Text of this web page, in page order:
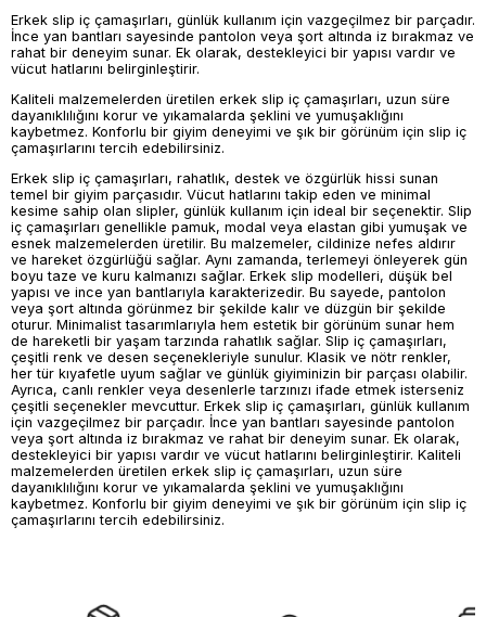
Erkek slip iç çamaşırları, günlük kullanım için vazgeçilmez bir parçadır.
İnce yan bantları sayesinde pantolon veya şort altında iz bırakmaz ve
rahat bir deneyim sunar. Ek olarak, destekleyici bir yapısı vardır ve
vücut hatlarını belirginleştirir.
Kaliteli malzemelerden üretilen erkek slip iç çamaşırları, uzun süre
dayanıklılığını korur ve yıkamalarda şeklini ve yumuşaklığını
kaybetmez. Konforlu bir giyim deneyimi ve şık bir görünüm için slip iç
çamaşırlarını tercih edebilirsiniz.
Erkek slip iç çamaşırları, rahatlık, destek ve özgürlük hissi sunan
temel bir giyim parçasıdır. Vücut hatlarını takip eden ve minimal
kesime sahip olan slipler, günlük kullanım için ideal bir seçenektir. Slip
iç çamaşırları genellikle pamuk, modal veya elastan gibi yumuşak ve
esnek malzemelerden üretilir. Bu malzemeler, cildinize nefes aldırır
ve hareket özgürlüğü sağlar. Aynı zamanda, terlemeyi önleyerek gün
boyu taze ve kuru kalmanızı sağlar. Erkek slip modelleri, düşük bel
yapısı ve ince yan bantlarıyla karakterizedir. Bu sayede, pantolon
veya şort altında görünmez bir şekilde kalır ve düzgün bir şekilde
oturur. Minimalist tasarımlarıyla hem estetik bir görünüm sunar hem
de hareketli bir yaşam tarzında rahatlık sağlar. Slip iç çamaşırları,
çeşitli renk ve desen seçenekleriyle sunulur. Klasik ve nötr renkler,
her tür kıyafetle uyum sağlar ve günlük giyiminizin bir parçası olabilir.
Ayrıca, canlı renkler veya desenlerle tarzınızı ifade etmek isterseniz
çeşitli seçenekler mevcuttur. Erkek slip iç çamaşırları, günlük kullanım
için vazgeçilmez bir parçadır. İnce yan bantları sayesinde pantolon
veya şort altında iz bırakmaz ve rahat bir deneyim sunar. Ek olarak,
destekleyici bir yapısı vardır ve vücut hatlarını belirginleştirir. Kaliteli
malzemelerden üretilen erkek slip iç çamaşırları, uzun süre
dayanıklılığını korur ve yıkamalarda şeklini ve yumuşaklığını
kaybetmez. Konforlu bir giyim deneyimi ve şık bir görünüm için slip iç
çamaşırlarını tercih edebilirsiniz.